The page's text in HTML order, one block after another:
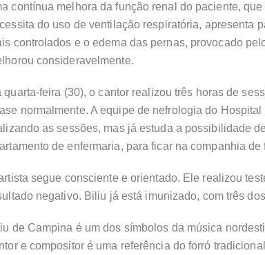
contínua melhora da função renal do paciente,
do uso de ventilação respiratória, apresenta
controlados e o edema das pernas, provocado
consideravelmente.
quarta-feira (30), o cantor realizou três horas de
normalmente. A equipe de nefrologia do
as sessões, mas já estuda a possibilidade
de enfermaria, para ficar na companhia de
segue consciente e orientado. Ele realizou
negativo. Biliu já está imunizado, com três
de Campina é um dos símbolos da música
e compositor é uma referência do forró